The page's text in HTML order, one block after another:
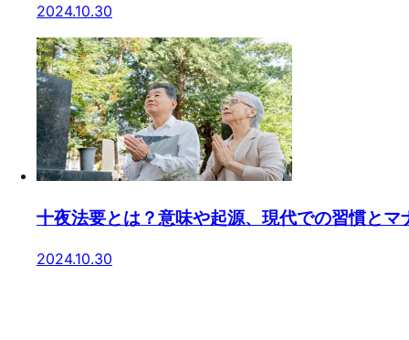
2024.10.30
十夜法要とは？意味や起源、現代での習慣とマ
2024.10.30